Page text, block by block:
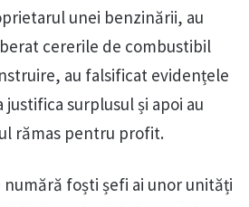
unei benzinării, au
cererile de combustibil
au falsificat evidențele
surplusul și apoi au
rămas pentru profit.
numără foști șefi ai unor unități